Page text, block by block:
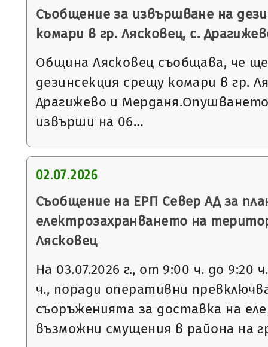
Съобщение за извършване на
комари в гр. Лясковец, с.
Община Лясковец съобщава, че
дезинсекция срещу комари в гр.
Драгижево и
извърши на 06…
02.07.2026
Съобщение на ЕРП Север АД за
електрозахранването на
Лясковец
На 03.07.2026 г., от 9:00 ч. до 9:20
ч., поради оперативни
съоръженията за доставка на
възможни смущения в района на